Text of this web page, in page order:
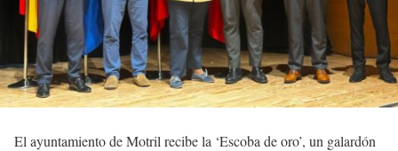
El ayuntamiento de Motril recibe la ‘Escoba de oro’, un galardón